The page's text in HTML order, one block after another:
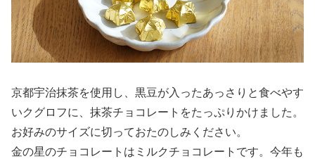
京都宇治抹茶を使用し、黒豆が入ったあっさりと食べやす
いクグロフに、抹茶チョコレートをたっぷりかけました。
お好みのサイズに切っておたのしみください。
金の星のチョコレートはミルクチョコレートです。今年も